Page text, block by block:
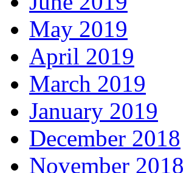
May 2019
April 2019
March 2019
January 2019
December 2018
November 2018